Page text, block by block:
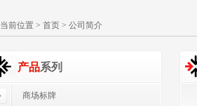
当前位置 > 首页 > 公司简介
产品系列
商场标牌